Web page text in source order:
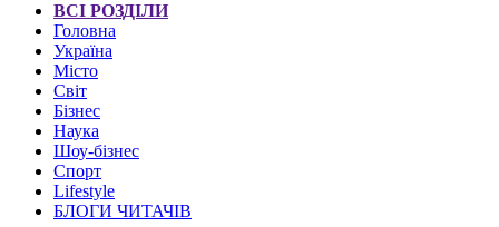
ВСІ РОЗДІЛИ
Головна
Україна
Місто
Світ
Бізнес
Наука
Шоу-бізнес
Спорт
Lifestyle
БЛОГИ ЧИТАЧІВ